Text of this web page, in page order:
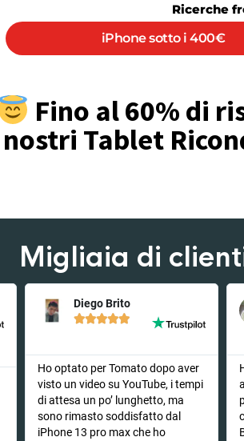
Ricerche
iPhone sotto i 400€
Fino al 60% di
nostri Tablet
Migliaia di
Diego Brito

Ho optato per Tomato dopo aver
visto un video su YouTube, i tempi
di attesa un po’ lunghetto, ma
sono rimasto soddisfatto dal
iPhone 13 pro max che ho